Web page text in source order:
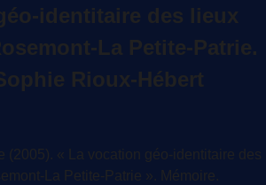
identitaire des lieux
La Petite-Patrie.
Rioux-Hébert
(2005). « La vocation géo-identitaire des
La Petite-Patrie ». Mémoire.